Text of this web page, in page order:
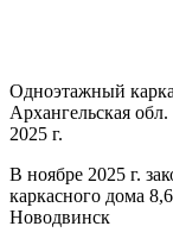
Одноэтажный
Архангельская обл.
2025 г.
В ноябре 2025 г.
каркасного дома
Новодвинск